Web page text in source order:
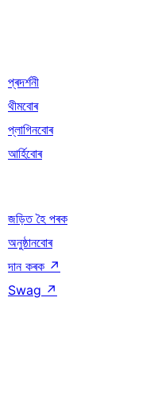
প্ৰদৰ্শনী
থীমবোৰ
প্লাগিনবোৰ
আৰ্হিবোৰ
জড়িত হৈ পৰক
অনুষ্ঠানবোৰ
দান কৰক ↗
Swag ↗